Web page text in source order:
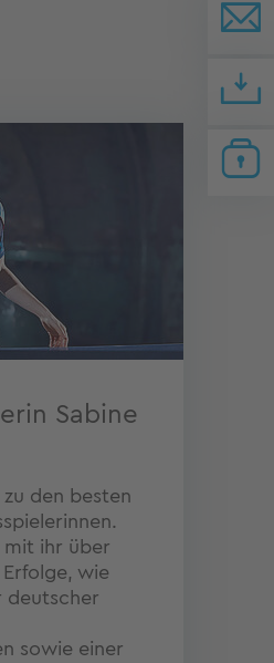
Sabine
den besten
mit ihr über
wie
deutscher
sowie einer